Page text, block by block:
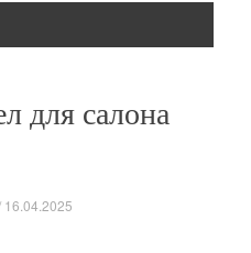
для салона
16.04.2025